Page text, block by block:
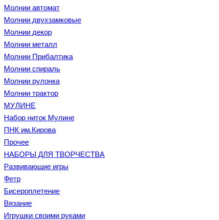
Молнии автомат
Молнии двухзамковые
Молнии декор
Молнии металл
Молнии Прибалтика
Молнии спираль
Молнии рулонка
Молнии трактор
МУЛИНЕ
Набор ниток Мулине
ПНК им.Кирова
Прочее
НАБОРЫ ДЛЯ ТВОРЧЕСТВА
Развивающие игры
Фетр
Бисероплетение
Вязание
Игрушки своими руками